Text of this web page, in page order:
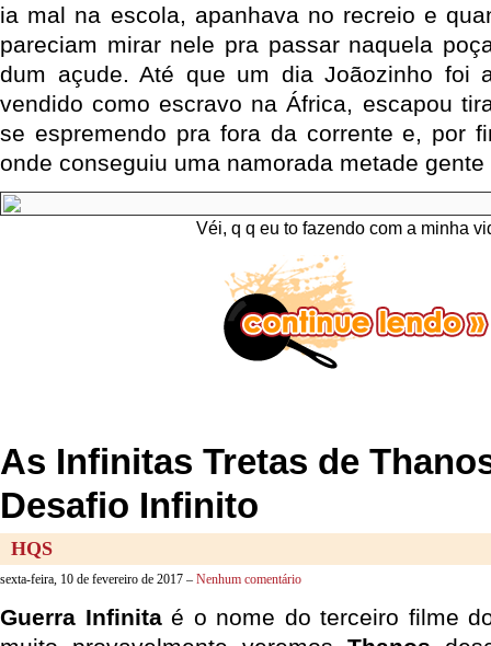
ia mal na escola, apanhava no recreio e
pareciam mirar nele pra passar naquela
dum açude. Até que um dia Joãozinho foi
vendido como escravo na África, escapou
se espremendo pra fora da corrente e, por
onde conseguiu uma namorada metade
Véi, q q eu to fazendo com a minha
As Infinitas Tretas de
Desafio Infinito
HQS
sexta-feira, 10 de fevereiro de 2017 – Nenhum comentário
Guerra Infinitaé o nome do terceiro filme